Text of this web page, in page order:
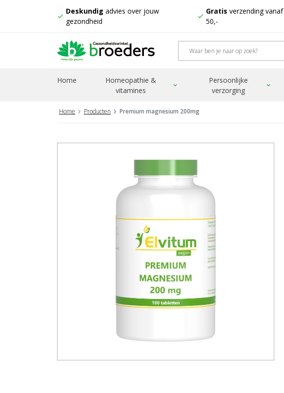
check
Deskundig advies over jouw
gezondheid
check
Gratis verzending vanaf
50,-
Home
Homeopathie &
vitamines
expand_more
Persoonlijke
verzorging
expand_more
Home Producten Premium magnesium 200mg